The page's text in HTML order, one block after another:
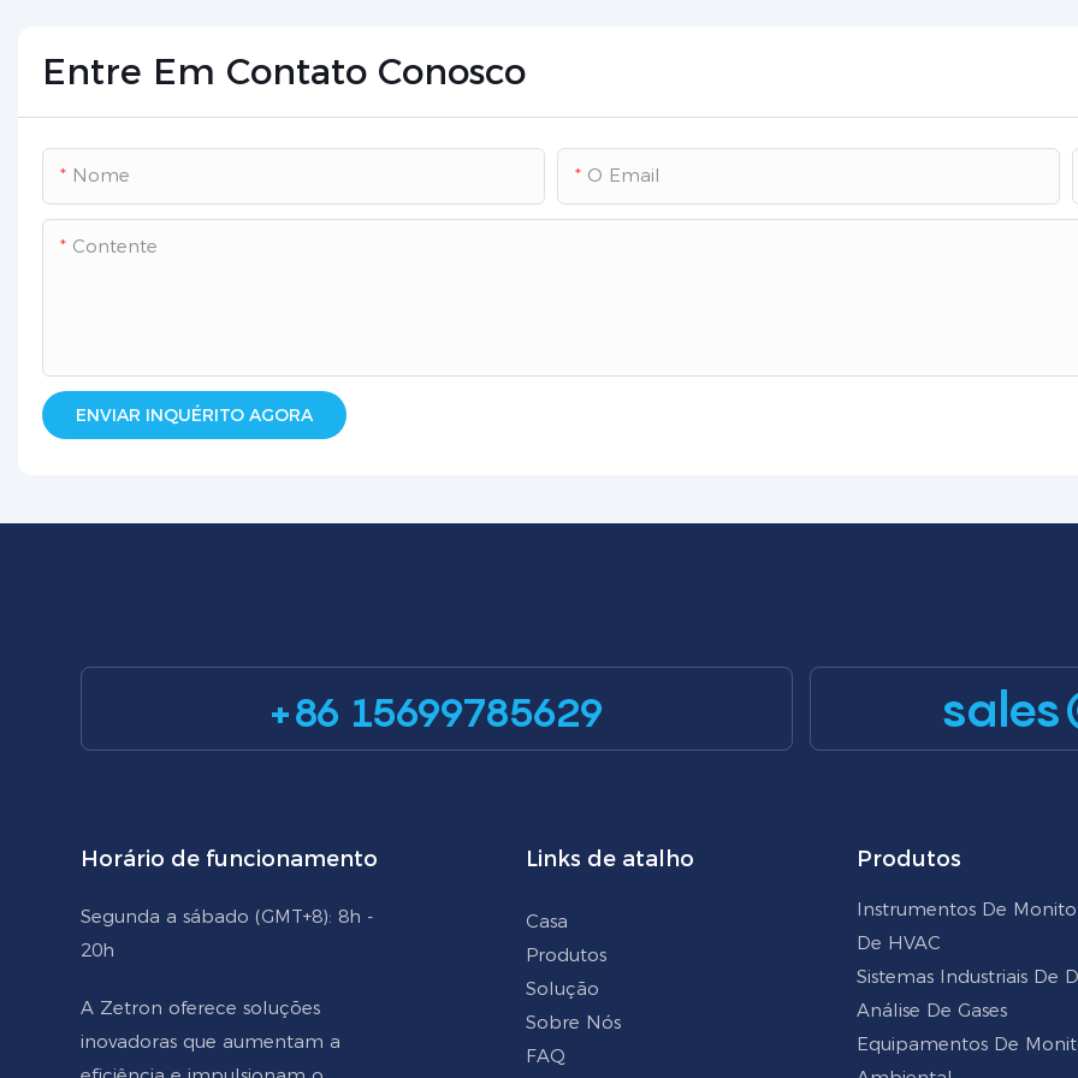
Entre Em Contato Conosco
Nome O Email
Contente
ENVIAR INQUÉRITO AGORA
+86 15699785629
Horário de funcionamento
Segunda a sábado (GMT+8): 8h -
20h
A Zetron oferece soluções
inovadoras que aumentam a
Links de atalho
Casa
Produtos
Solução
Sobre Nós
FAQ
Produtos
Instrumentos De
De HVAC
Sistemas Industriais De
Análise De Gases
Equipamentos De